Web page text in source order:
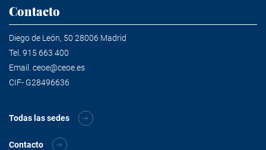
Contacto
Diego de León, 50 28006 Madrid
Tel. 915 663 400
Email. ceoe@ceoe.es
CIF- G28496636
Todas las sedes
Contacto